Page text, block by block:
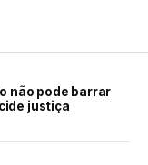
não pode barrar
justiça